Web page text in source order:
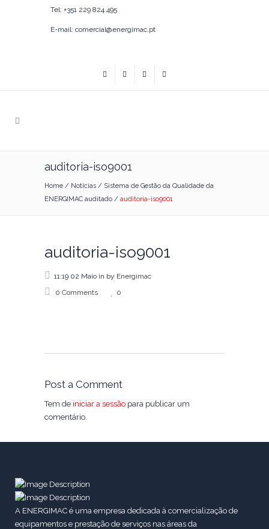
Tel: +351 229 824 495
E-mail: comercial@energimac.pt
auditoria-iso9001
Home / Notícias / Sistema de Gestão da Qualidade da
ENERGIMAC auditado / auditoria-iso9001
auditoria-iso9001
11:19 02 Maio in by Energimac
0 Comments
0
Post a Comment
Tem de iniciar a sessão para publicar um
comentário.
A ENERGIMAC é uma empresa dedicada à comercialização de
equipamentos e prestação de serviços nas áreas da